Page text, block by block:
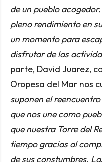
de un pueblo
pleno rendimiento en
un momento para
disfrutar de las
parte, David Juarez,
Oropesa del Mar nos
suponen el
que nos une como
que nuestra Torre del
tiempo gracias al
de sus constumbres.